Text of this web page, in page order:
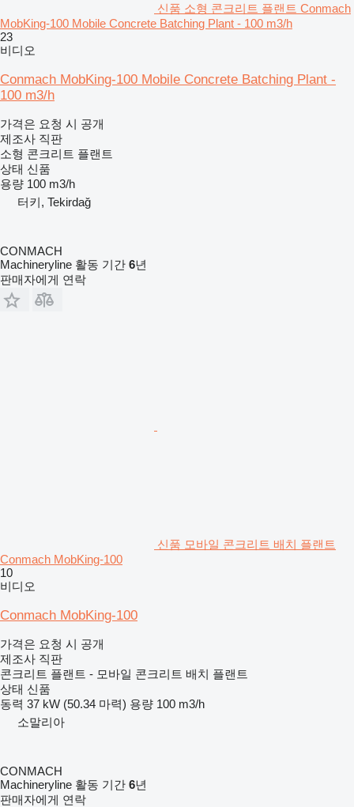
신품 소형 콘크리트 플랜트 Conmach
MobKing-100 Mobile Concrete Batching Plant - 100 m3/h
23
비디오
Conmach MobKing-100 Mobile Concrete Batching Plant -
100 m3/h
가격은 요청 시 공개
제조사 직판
소형 콘크리트 플랜트
상태 신품
용량 100 m3/h
터키, Tekirdağ
CONMACH
Machineryline 활동 기간 6년
판매자에게 연락
신품 모바일 콘크리트 배치 플랜트
Conmach MobKing-100
10
비디오
Conmach MobKing-100
가격은 요청 시 공개
제조사 직판
콘크리트 플랜트 - 모바일 콘크리트 배치 플랜트
상태 신품
동력 37 kW (50.34 마력) 용량 100 m3/h
소말리아
CONMACH
Machineryline 활동 기간 6년
판매자에게 연락